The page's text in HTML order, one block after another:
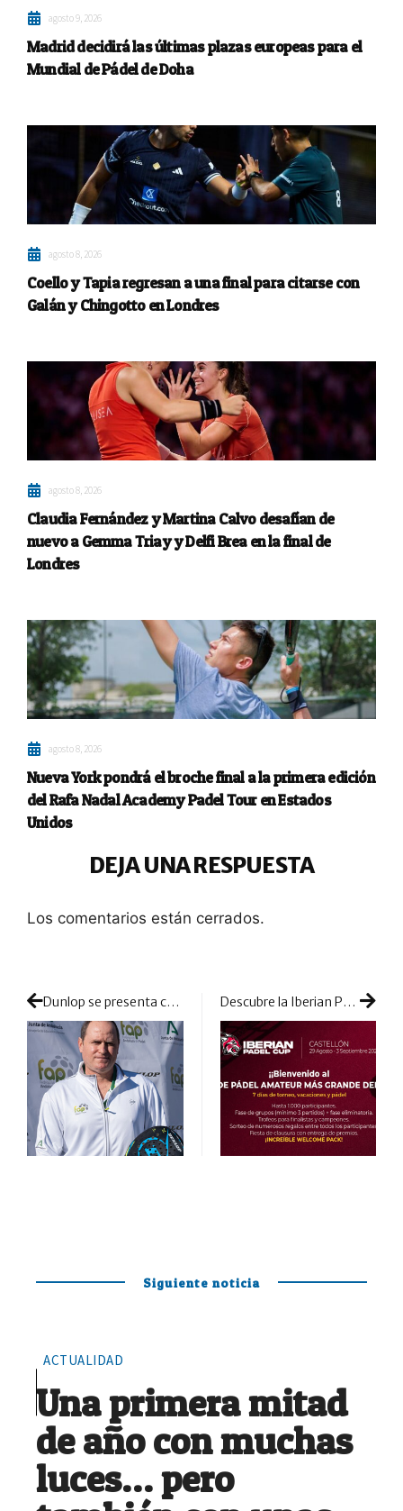
agosto 9, 2026
Madrid decidirá las últimas plazas europeas para el
Mundial de Pádel de Doha
agosto 8, 2026
Coello y Tapia regresan a una final para citarse con
Galán y Chingotto en Londres
agosto 8, 2026
Claudia Fernández y Martina Calvo desafían de
nuevo a Gemma Triay y Delfi Brea en la final de
Londres
agosto 8, 2026
Nueva York pondrá el broche final a la primera edición
del Rafa Nadal Academy Padel Tour en Estados
Unidos
DEJA UNA RESPUESTA
Los comentarios están cerrados.
Dunlop se presenta como aliado de formación para la Federación Andaluza de Pádel Descubre la Iberian Padel Cup: un macrotorneo de pádel con multitud de alicientes
Siguiente noticia
ACTUALIDAD
Una primera mitad
de año con muchas
luces… pero